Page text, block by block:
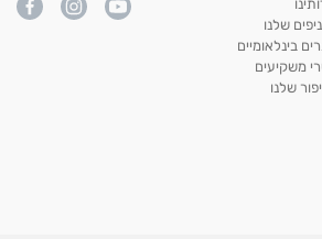
שלנו
בינלאומיים
משקיעים
שלנו